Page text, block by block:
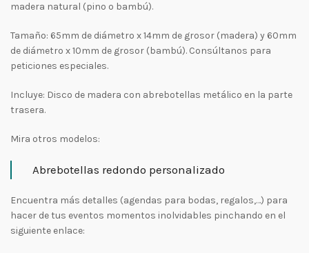
madera natural (pino o bambú).
Tamaño: 65mm de diámetro x 14mm de grosor (madera) y 60mm
de diámetro x 10mm de grosor (bambú). Consúltanos para
peticiones especiales.
Incluye: Disco de madera con abrebotellas metálico en la parte
trasera.
Mira otros modelos:
Abrebotellas redondo personalizado
Encuentra más detalles (agendas para bodas, regalos,…) para
hacer de tus eventos momentos inolvidables pinchando en el
siguiente enlace: